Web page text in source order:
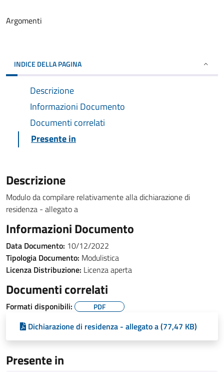
Argomenti
INDICE DELLA PAGINA
Descrizione
Informazioni Documento
Documenti correlati
Presente in
Descrizione
Modulo da compilare relativamente alla dichiarazione di
residenza - allegato a
Informazioni Documento
Data Documento: 10/12/2022
Tipologia Documento: Modulistica
Licenza Distribuzione: Licenza aperta
Documenti correlati
Formati disponibili: PDF
Dichiarazione di residenza - allegato a (77,47 KB)
Presente in